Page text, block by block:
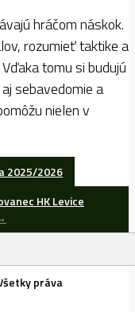
hráčom náskok.
rozumieť taktike a
tomu si budujú
sebavedomie a
nielen v
2025/2026
HK Levice
práva